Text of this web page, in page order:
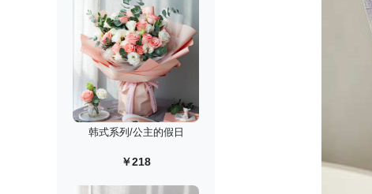
韩式系列/公主的假日
￥218